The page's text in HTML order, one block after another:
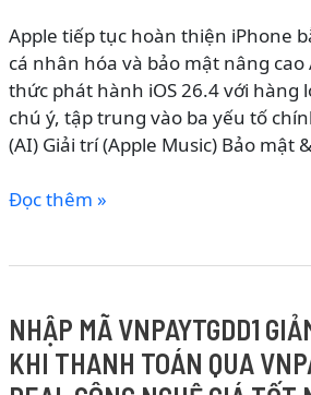
Apple tiếp tục hoàn thiện iPhone
cá nhân hóa và bảo mật nâng cao
thức phát hành iOS 26.4 với hàng
chú ý, tập trung vào ba yếu tố
(AI) Giải trí (Apple Music) Bảo mật
iOS
Bổ
sung
loạt
Đọc thêm »
NHẬP MÃ VNPAYTGDD1
KHI THANH TOÁN QUA